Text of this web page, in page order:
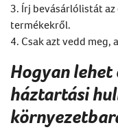
3. Írj bevásárlólistát az
termékekről.
4. Csak azt vedd meg,
Hogyan
háztartási